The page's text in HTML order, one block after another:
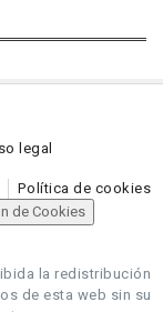
legal
Política de cookies
de Cookies
la redistribución
de esta web sin su